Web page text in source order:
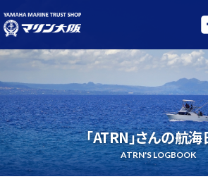
オリジナル艤装
更新講習
「ATRN」さんの航
ATRN'S LOGBOOK